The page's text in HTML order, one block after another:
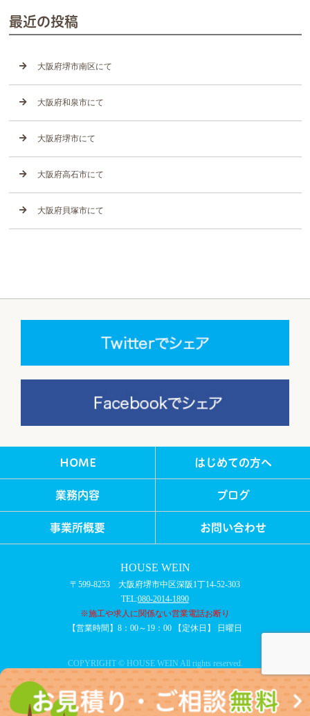
最近の投稿
大阪府堺市南区にて
大阪府和泉市にて
大阪府堺市にて
大阪府高石市にて
大阪府貝塚市にて
HOME はじめての方へ
業務内容 ブログ
事業所概要 お問い合わせ
HOUSE WEIN
〒599-8253 大阪府堺市中区深阪1丁14-52-303
TEL:080-2014-1890
※施工や求人に関係ない営業電話お断り
【営業時間】8：00～19：00 【定休日】 日曜日
COPYRIGHT © HOUSE WEIN All rights reserved.